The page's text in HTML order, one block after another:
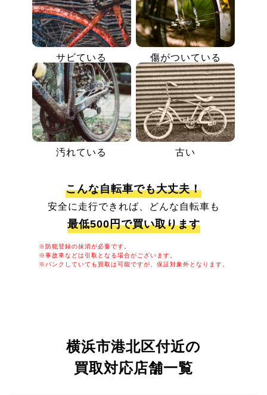
サビている 傷がついている
汚れている 古い
こんな自転車でも大丈夫！
安全に走行できれば、どんな自転車も
最低500円で買い取ります
※防犯登録の抹消が必要です。
※事故車などは引取となる場合がございます。
※パンクしていても買取は可能ですが、保証対象外となります。
横浜市港北区付近の
買取対応店舗一覧